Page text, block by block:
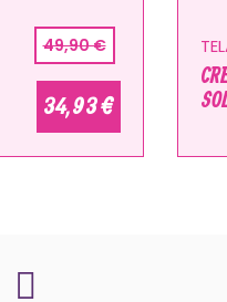
49,90 €
34,93 €